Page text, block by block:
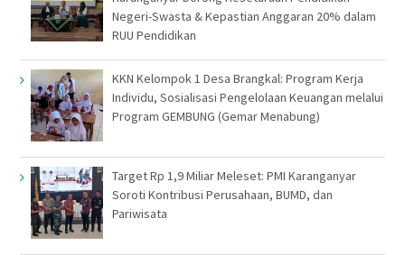
Negeri-Swasta & Kepastian Anggaran 20% dalam
RUU Pendidikan
KKN Kelompok 1 Desa Brangkal: Program Kerja
Individu, Sosialisasi Pengelolaan Keuangan melalui
Program GEMBUNG (Gemar Menabung)
Target Rp 1,9 Miliar Meleset: PMI Karanganyar
Soroti Kontribusi Perusahaan, BUMD, dan
Pariwisata